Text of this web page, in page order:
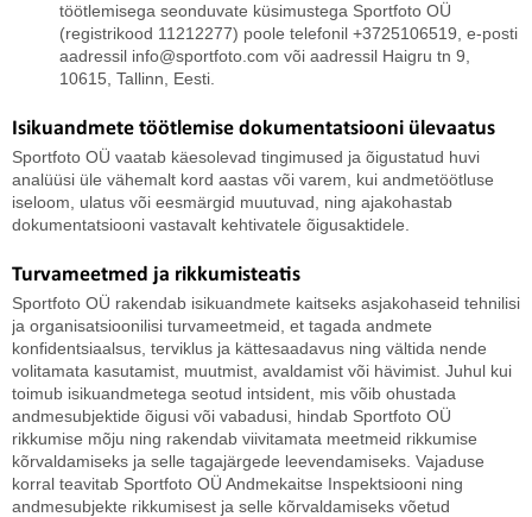
töötlemisega seonduvate küsimustega Sportfoto OÜ
(registrikood 11212277) poole telefonil +3725106519, e-posti
aadressil info@sportfoto.com või aadressil Haigru tn 9,
10615, Tallinn, Eesti.
Isikuandmete töötlemise dokumentatsiooni ülevaatus
Sportfoto OÜ vaatab käesolevad tingimused ja õigustatud huvi
analüüsi üle vähemalt kord aastas või varem, kui andmetöötluse
iseloom, ulatus või eesmärgid muutuvad, ning ajakohastab
dokumentatsiooni vastavalt kehtivatele õigusaktidele.
Turvameetmed ja rikkumisteatis
Sportfoto OÜ rakendab isikuandmete kaitseks asjakohaseid tehnilisi
ja organisatsioonilisi turvameetmeid, et tagada andmete
konfidentsiaalsus, terviklus ja kättesaadavus ning vältida nende
volitamata kasutamist, muutmist, avaldamist või hävimist. Juhul kui
toimub isikuandmetega seotud intsident, mis võib ohustada
andmesubjektide õigusi või vabadusi, hindab Sportfoto OÜ
rikkumise mõju ning rakendab viivitamata meetmeid rikkumise
kõrvaldamiseks ja selle tagajärgede leevendamiseks. Vajaduse
korral teavitab Sportfoto OÜ Andmekaitse Inspektsiooni ning
andmesubjekte rikkumisest ja selle kõrvaldamiseks võetud